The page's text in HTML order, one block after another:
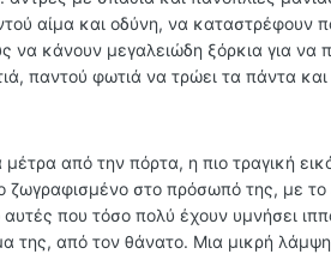
αίμα και οδύνη, να καταστρέφουν
να κάνουν μεγαλειώδη ξόρκια για να
παντού φωτιά να τρώει τα πάντα και
μέτρα από την πόρτα, η πιο τραγική
στο πρόσωπό της, με το
που τόσο πολύ έχουν υμνήσει
της, από τον θάνατο. Μια μικρή